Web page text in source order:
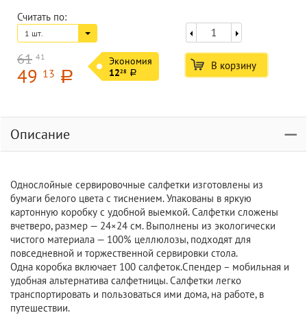
Считать по:
1 шт.
61 41
49 13 a
Экономия
1228 a
В корзину
Описание
Однослойные сервировочные салфетки изготовлены из
бумаги белого цвета с тиснением. Упакованы в яркую
картонную коробку с удобной выемкой. Салфетки сложены
вчетверо, размер — 24×24 см. Выполнены из экологически
чистого материала — 100% целлюлозы, подходят для
повседневной и торжественной сервировки стола.
Одна коробка включает 100 салфеток.Спендер – мобильная и
удобная альтернатива салфетницы. Салфетки легко
транспортировать и пользоваться ими дома, на работе, в
путешествии.